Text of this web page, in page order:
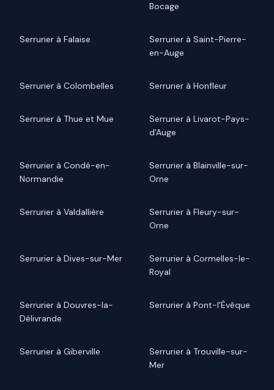
Bocage
Serrurier à Falaise
Serrurier à Saint-Pierre-
en-Auge
Serrurier à Colombelles Serrurier à Honfleur
Serrurier à Thue et Mue
Serrurier à Livarot-Pays-
d'Auge
Serrurier à Condé-en-
Normandie
Serrurier à Blainville-sur-
Orne
Serrurier à Valdallière
Serrurier à Fleury-sur-
Orne
Serrurier à Dives-sur-Mer
Serrurier à Cormelles-le-
Royal
Serrurier à Douvres-la-
Délivrande
Serrurier à Pont-l'Évêque
Serrurier à Giberville
Serrurier à Trouville-sur-
Mer